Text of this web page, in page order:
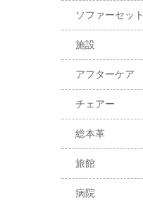
ソファーセット
施設
アフターケア
チェアー
総本革
旅館
病院